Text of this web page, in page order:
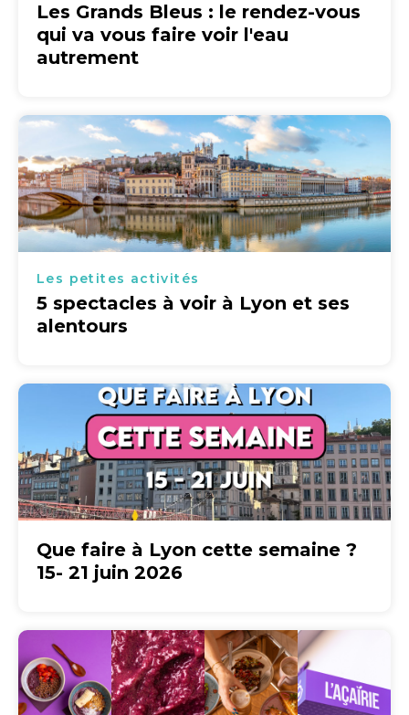
Les Grands Bleus : le rendez-vous
qui va vous faire voir l'eau
autrement
Les petites activités
5 spectacles à voir à Lyon et ses
alentours
Que faire à Lyon cette semaine ?
15- 21 juin 2026